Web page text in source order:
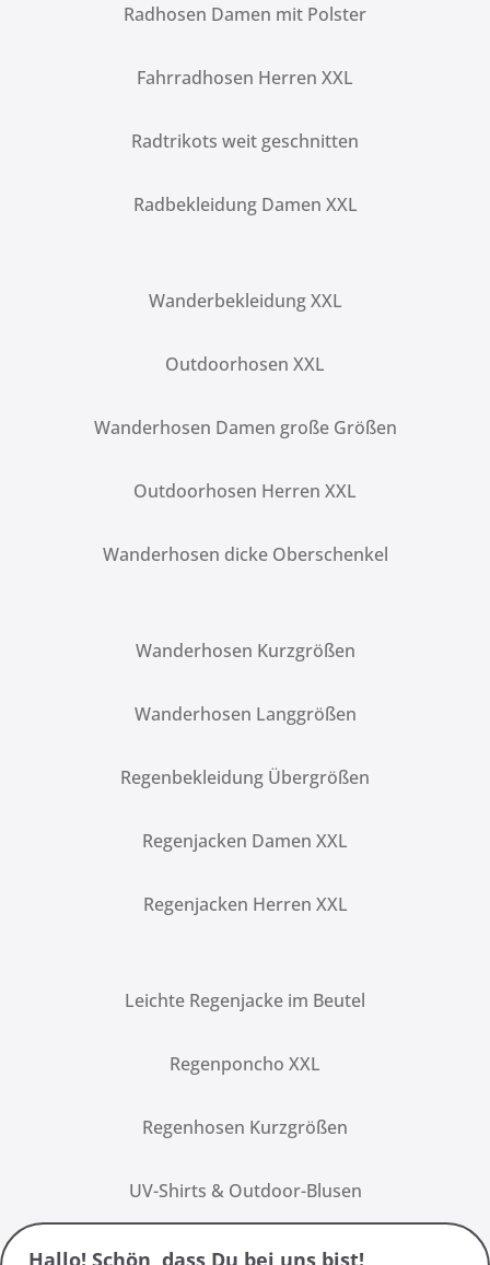
Radhosen Damen mit Polster
Fahrradhosen Herren XXL
Radtrikots weit geschnitten
Radbekleidung Damen XXL
Wanderbekleidung XXL
Outdoorhosen XXL
Wanderhosen Damen große Größen
Outdoorhosen Herren XXL
Wanderhosen dicke Oberschenkel
Wanderhosen Kurzgrößen
Wanderhosen Langgrößen
Regenbekleidung Übergrößen
Regenjacken Damen XXL
Regenjacken Herren XXL
Leichte Regenjacke im Beutel
Regenponcho XXL
Regenhosen Kurzgrößen
UV-Shirts & Outdoor-Blusen
Hallo! Schön, dass Du bei uns bist!